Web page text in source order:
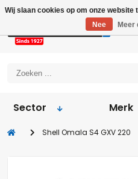
Sector
Merk
Shell Omala S4 GXV 220
Wij slaan cookies op om onze
Nee
Meer